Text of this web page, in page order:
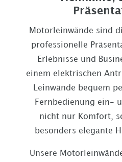
Motorleinwände sind
professionelle
Erlebnisse und
einem elektrischen
Leinwände bequem
Fernbedienung ein-
nicht nur Komfort,
besonders elegante
Unsere